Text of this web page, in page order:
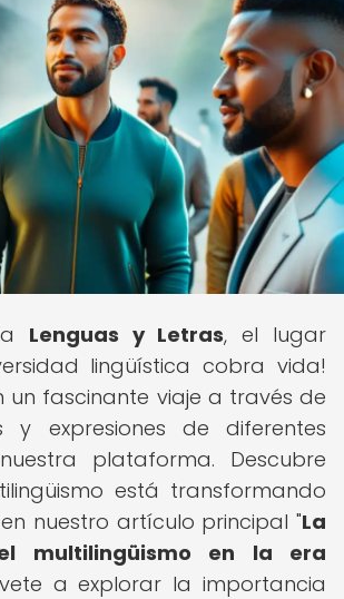
Lenguas y Letras, el lugar
lingüística cobra vida!
un fascinante viaje a través de
y expresiones de diferentes
plataforma. Descubre
está transformando
nuestro artículo principal "La
multilingüismo en la era
a explorar la importancia